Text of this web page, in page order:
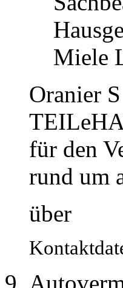
Miele
Oranier
für den
rund um
über